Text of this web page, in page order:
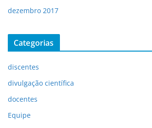
dezembro 2017
Categorias
discentes
divulgação científica
docentes
Equipe